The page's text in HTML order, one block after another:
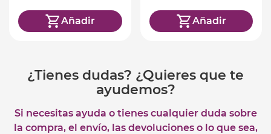
Añadir Añadir
¿Tienes dudas? ¿Quieres que te
ayudemos?
Si necesitas ayuda o tienes cualquier duda sobre
la compra, el envío, las devoluciones o lo que sea,